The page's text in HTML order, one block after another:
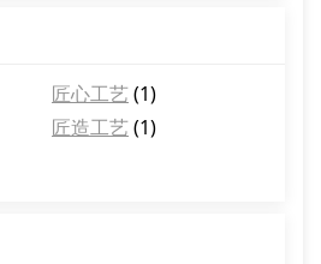
匠心工艺(1)
匠造工艺(1)